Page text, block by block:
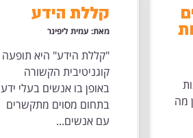
מה
קללת הידע
מאת: עמית ליפינר
"קללת הידע" היא תופעה
קוגניטיבית הקשורה
באופן בו אנשים בעלי ידע
בתחום מסוים מתקשרים
עם אנשים...